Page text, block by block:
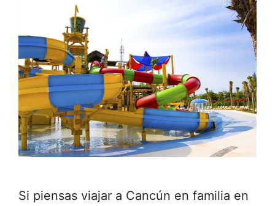
Si piensas viajar a Cancún en familia en